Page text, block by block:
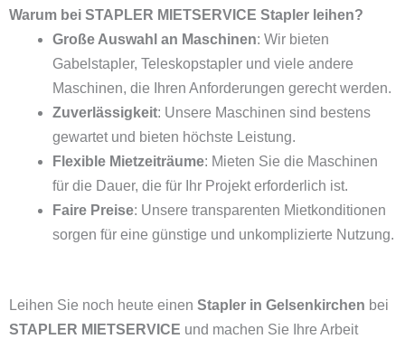
Warum bei STAPLER MIETSERVICE Stapler leihen?
Große Auswahl an Maschinen: Wir bieten
Gabelstapler, Teleskopstapler und viele andere
Maschinen, die Ihren Anforderungen gerecht werden.
Zuverlässigkeit: Unsere Maschinen sind bestens
gewartet und bieten höchste Leistung.
Flexible Mietzeiträume: Mieten Sie die Maschinen
für die Dauer, die für Ihr Projekt erforderlich ist.
Faire Preise: Unsere transparenten Mietkonditionen
sorgen für eine günstige und unkomplizierte Nutzung.
Leihen Sie noch heute einen Stapler in Gelsenkirchen bei
STAPLER MIETSERVICE und machen Sie Ihre Arbeit